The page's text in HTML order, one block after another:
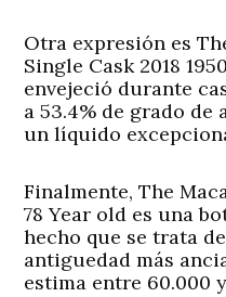
Otra expresión es
Single Cask 2018
envejeció durante
a 53.4% de grado de
un líquido
Finalmente, The
78 Year old es una
hecho que se trata
antiguedad más
estima entre 60.000